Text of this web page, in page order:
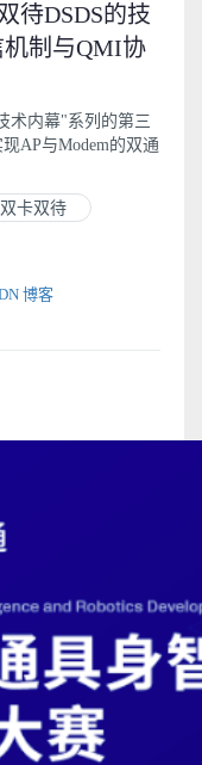
待DSDS的技
制与QMI协
术内幕"系列的第三
AP与Modem的双通
双卡双待
博客